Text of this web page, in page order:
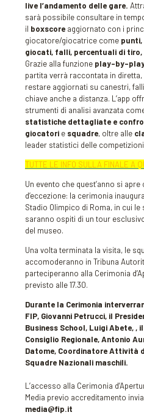
live l’andamento delle gare.
sarà possibile consultare in
il boxscore aggiornato con i
giocatore/giocatrice come
giocati, falli, percentuali di
Grazie alla funzione play-by-
partita verrà raccontata in
restare aggiornati su canestri,
chiave anche a distanza. L’app
strumenti di analisi avanzata
statistiche dettagliate e
giocatori e squadre, oltre alle
leader statistici delle
TUTTE LE INFO SULLA FINALE A
Un evento che quest’anno si
d’eccezione: la cerimonia
Stadio Olimpico di Roma, in cui
saranno ospiti di un tour
del museo.
Una volta terminata la visita, le
accomoderanno in Tribuna
parteciperanno alla Cerimonia
previsto alle 17.30.
Durante la Cerimonia
FIP, Giovanni Petrucci, il
Business School, Luigi Abete, ,
Consiglio Regionale, Antonio
Datome, Coordinatore Attività
Squadre Nazionali maschili.
L’accesso alla Cerimonia
Media previo accreditamento
media@fip.it